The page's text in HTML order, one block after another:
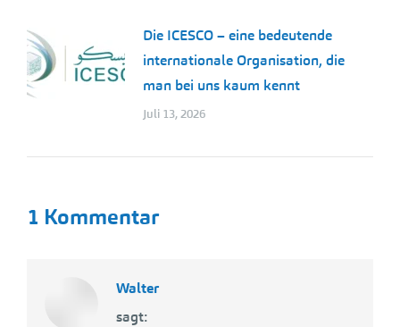
Die ICESCO – eine bedeutende
internationale Organisation, die
man bei uns kaum kennt
Juli 13, 2026
1 Kommentar
Walter
sagt: